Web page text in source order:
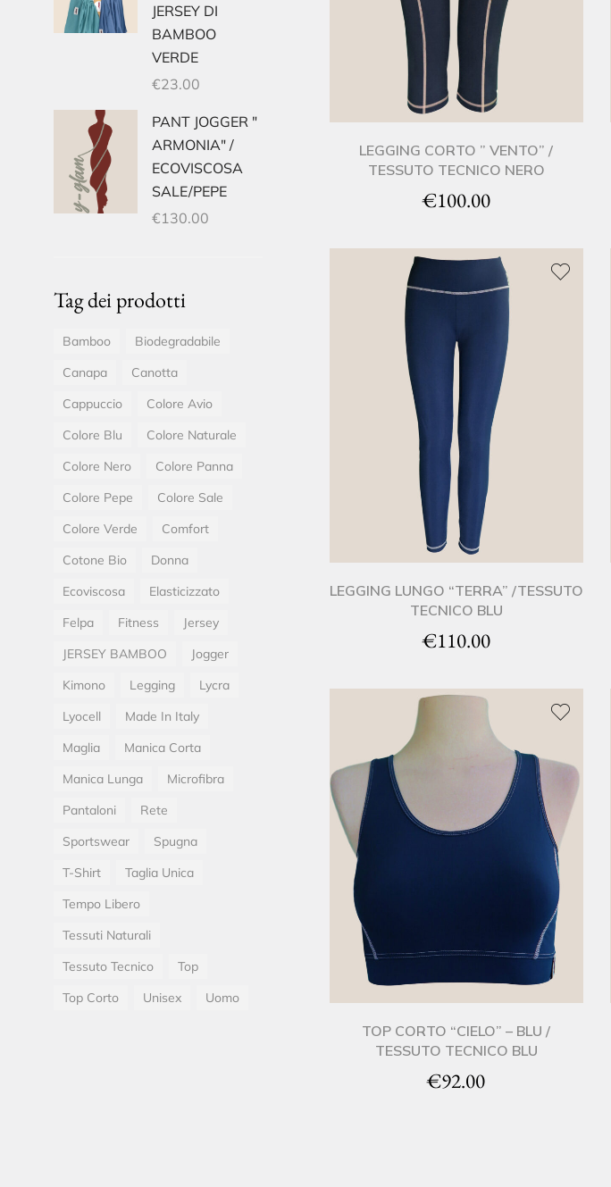
JERSEY DI
BAMBOO
VERDE
€23.00
PANT JOGGER "
ARMONIA" /
ECOVISCOSA
SALE/PEPE
€130.00
Tag dei prodotti
Bamboo
Biodegradabile
Canapa
Canotta
Cappuccio
Colore Avio
Colore Blu
Colore Naturale
Colore Nero
Colore Panna
Colore Pepe
Colore Sale
Colore Verde
Comfort
Cotone Bio
Donna
Ecoviscosa
Elasticizzato
Felpa
Fitness
Jersey
JERSEY BAMBOO
Jogger
Kimono
Legging
Lycra
Lyocell
Made In Italy
Maglia
Manica Corta
Manica Lunga
Microfibra
Pantaloni
Rete
Sportswear
Spugna
T-Shirt
Taglia Unica
Tempo Libero
Tessuti Naturali
Tessuto Tecnico
Top
Top Corto
Unisex Uomo
LEGGING CORTO ” VENTO” /
TESSUTO TECNICO NERO
€100.00
LEGGING LUNGO “TERRA” /TESSUTO
TECNICO BLU
€110.00
TOP CORTO “CIELO” – BLU /
TESSUTO TECNICO BLU
€92.00